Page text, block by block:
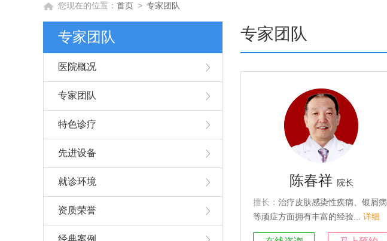
您现在的位置： 首页 > 专家团队
专家团队
医院概况
专家团队
特色诊疗
先进设备
就诊环境
资质荣誉
专家团队
陈春祥 院长
擅长： 治疗皮肤感染性疾病、银屑病
等顽症方面拥有丰富的经验... 详细